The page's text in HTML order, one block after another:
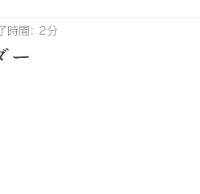
デザート
ー
時間: 2分